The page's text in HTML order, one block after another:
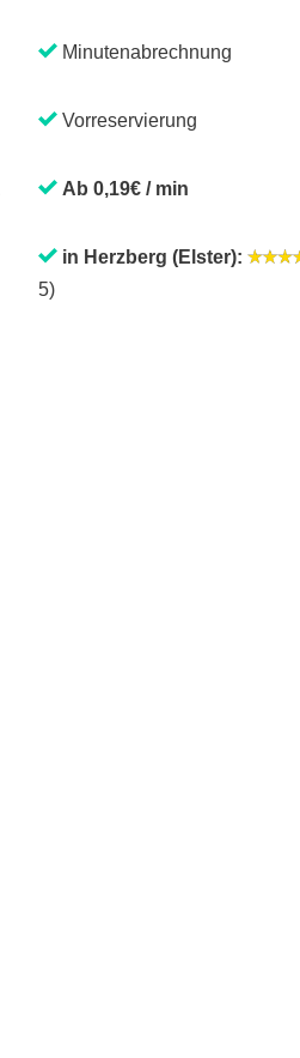
Minutenabrechnung
Vorreservierung
Ab 0,19€ / min
in Herzberg (Elster):
5)